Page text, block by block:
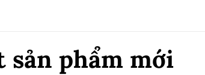
sản phẩm mới